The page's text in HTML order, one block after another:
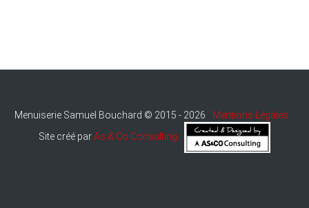
Menuiserie Samuel Bouchard © 2015 - 2026
Mentions Légales
Site créé parAs & Co Consulting